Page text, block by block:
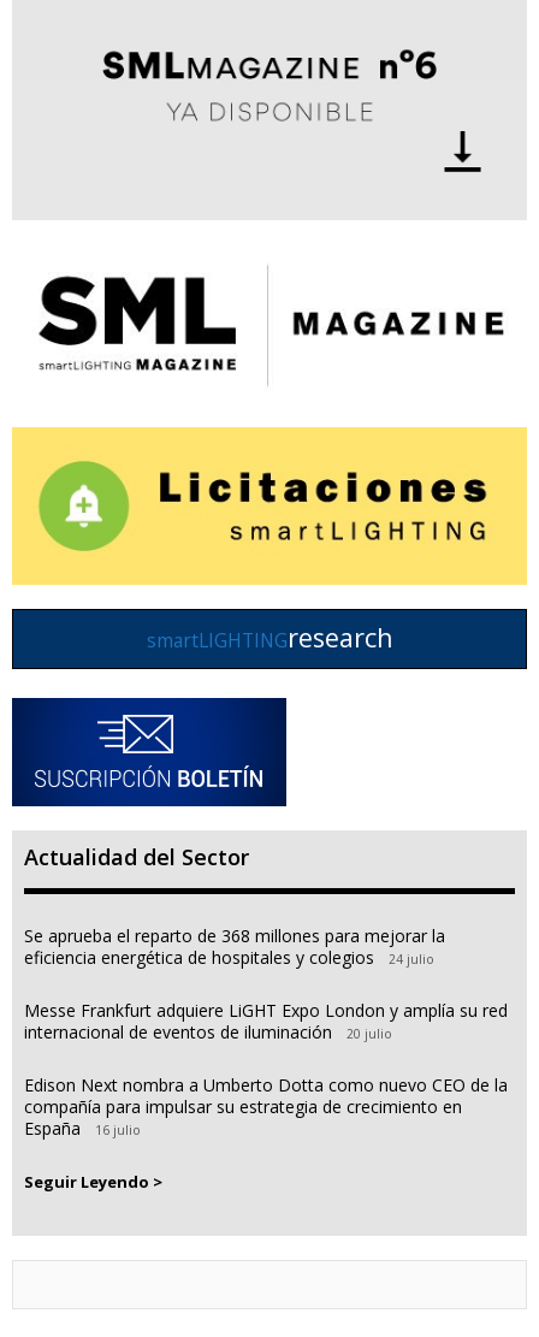
smartLIGHTINGresearch
Actualidad del Sector
Se aprueba el reparto de 368 millones para mejorar la
eficiencia energética de hospitales y colegios
24 julio
Messe Frankfurt adquiere LiGHT Expo London y amplía su red
internacional de eventos de iluminación
20 julio
Edison Next nombra a Umberto Dotta como nuevo CEO de la
compañía para impulsar su estrategia de crecimiento en
España
16 julio
Seguir Leyendo >